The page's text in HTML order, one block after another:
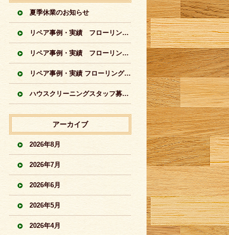
夏季休業のお知らせ
リペア事例・実績 フローリングに出来てしまった傷のリペア実績 シートフローリング
リペア事例・実績 フローリングに出来てしまった傷のリペア実績 突板フローリング
リペア事例・実績 フローリングの傷のリペア実績イロイロ
ハウスクリーニングスタッフ募集中
アーカイブ
2026年8月
2026年7月
2026年6月
2026年5月
2026年4月